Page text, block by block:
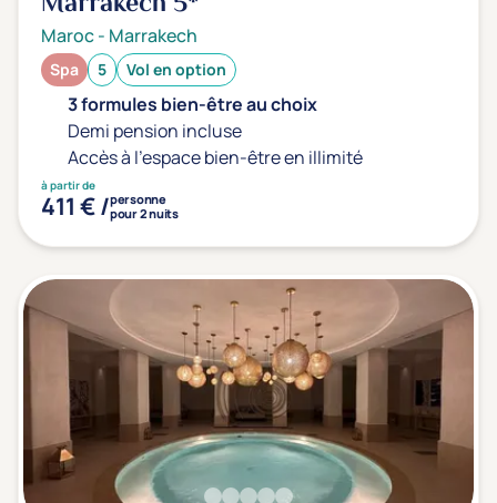
Maroc- Marrakech
Spa 5 Vol en option
3 formules bien-être au choix
Demi pension incluse
Accès à l'espace bien-être en illimité
à partir de
411 € /personne
pour 2 nuits